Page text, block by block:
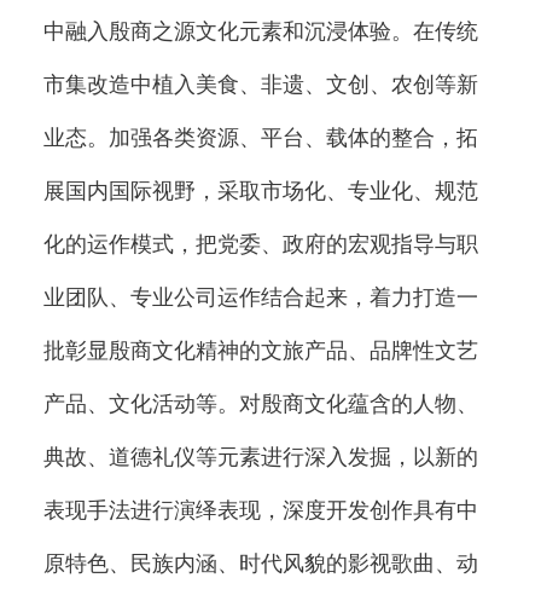
中融入殷商之源文化元素和沉浸体验。在传统
市集改造中植入美食、非遗、文创、农创等新
业态。加强各类资源、平台、载体的整合，拓
展国内国际视野，采取市场化、专业化、规范
化的运作模式，把党委、政府的宏观指导与职
业团队、专业公司运作结合起来，着力打造一
批彰显殷商文化精神的文旅产品、品牌性文艺
产品、文化活动等。对殷商文化蕴含的人物、
典故、道德礼仪等元素进行深入发掘，以新的
表现手法进行演绎表现，深度开发创作具有中
原特色、民族内涵、时代风貌的影视歌曲、动